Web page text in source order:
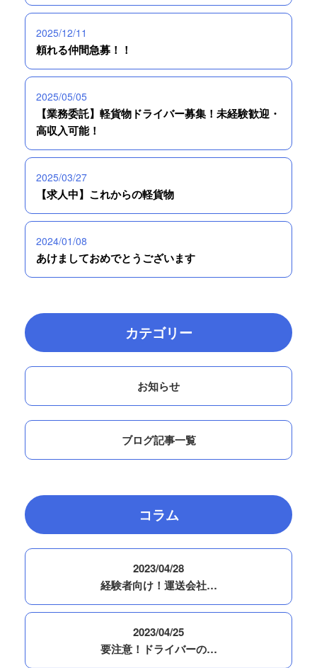
2025/12/11
頼れる仲間急募！！
2025/05/05
【業務委託】軽貨物ドライバー募集！未経験歓迎・
高収入可能！
2025/03/27
【求人中】これからの軽貨物
2024/01/08
あけましておめでとうございます
カテゴリー
お知らせ
ブログ記事一覧
コラム
2023/04/28
経験者向け！運送会社…
2023/04/25
要注意！ドライバーの…